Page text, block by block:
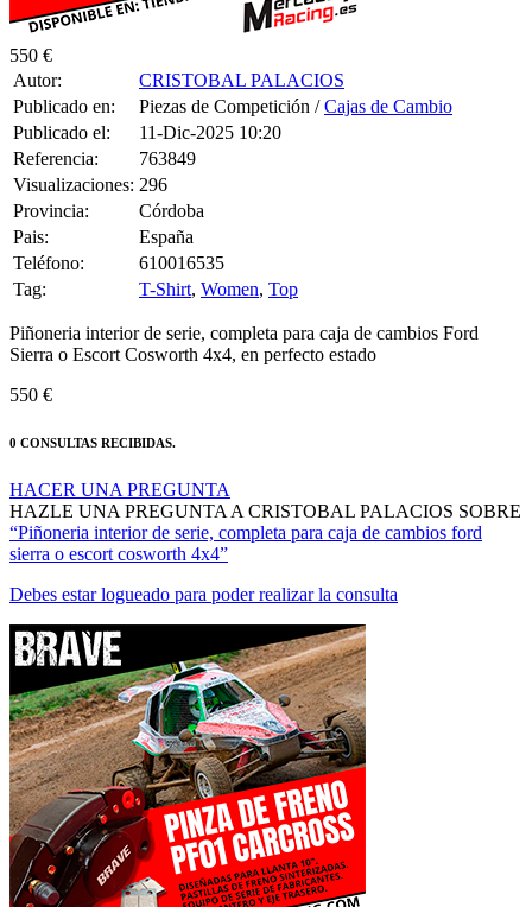
Piñoneria interior de serie, completa para caja de cambios Ford
Sierra o Escort Cosworth 4x4, en perfecto estado
550 €
0 CONSULTAS RECIBIDAS.
HACER UNA PREGUNTA
HAZLE UNA PREGUNTA A CRISTOBAL PALACIOS SOBRE
“Piñoneria interior de serie, completa para caja de cambios ford
sierra o escort cosworth 4x4”
Debes estar logueado para poder realizar la consulta
MANTENTE AL DÍA DE NUESTRAS NOVEDADES:
ÚNETE